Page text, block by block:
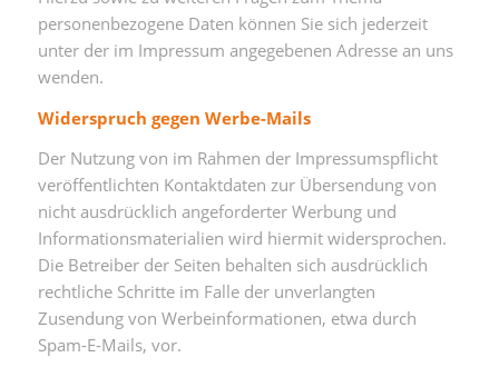
personenbezogene Daten können Sie sich jederzeit
unter der im Impressum angegebenen Adresse an uns
wenden.
Widerspruch gegen Werbe-Mails
Der Nutzung von im Rahmen der Impressumspflicht
veröffentlichten Kontaktdaten zur Übersendung von
nicht ausdrücklich angeforderter Werbung und
Informationsmaterialien wird hiermit widersprochen.
Die Betreiber der Seiten behalten sich ausdrücklich
rechtliche Schritte im Falle der unverlangten
Zusendung von Werbeinformationen, etwa durch
Spam-E-Mails, vor.